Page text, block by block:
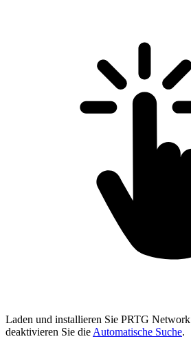
Laden und installieren Sie PRTG
deaktivieren Sie die Automatische Suche.